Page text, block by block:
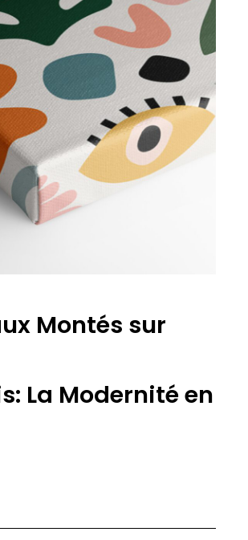
Montés sur
La Modernité en